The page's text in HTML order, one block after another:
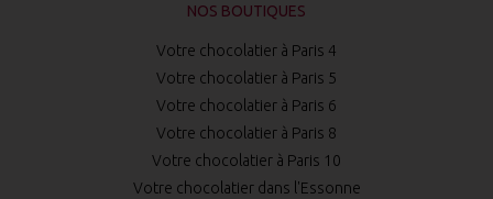
NOS BOUTIQUES
Votre chocolatier à Paris 4
Votre chocolatier à Paris 5
Votre chocolatier à Paris 6
Votre chocolatier à Paris 8
Votre chocolatier à Paris 10
Votre chocolatier dans l'Essonne